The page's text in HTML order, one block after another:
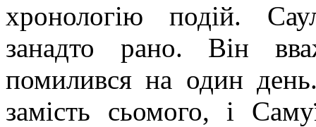
хронологію подій.
занадто рано. Він
помилився на один
замість сьомого, і